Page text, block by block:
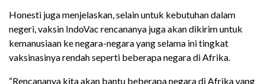
Honesti juga menjelaskan, selain untuk kebutuhan dalam
negeri, vaksin IndoVac rencananya juga akan dikirim untuk
kemanusiaan ke negara-negara yang selama ini tingkat
vaksinasinya rendah seperti beberapa negara di Afrika.
“Rencananya kita akan bantu beberapa negara di Afrika yang